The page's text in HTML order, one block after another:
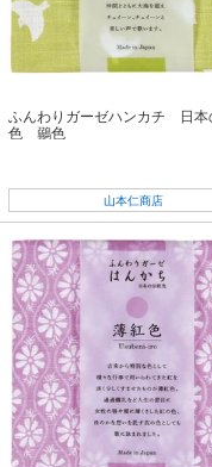
ふんわりガーゼハンカチ 日本
色 鶸色
山本仁商店